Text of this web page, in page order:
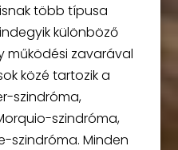
több típusa
különböző
működési zavarával
közé tartozik a
szindróma,
szindróma,
szindróma. Minden